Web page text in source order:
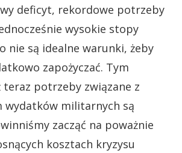
deficyt, rekordowe potrzeby
wysokie stopy
nie są idealne warunki, żeby
zapożyczać. Tym
teraz potrzeby związane z
wydatków militarnych są
zacząć na poważnie
kosztach kryzysu